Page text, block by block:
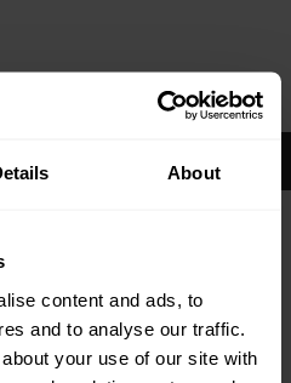
About
content and ads, to
and to analyse our traffic.
your use of our site with
Deutschland